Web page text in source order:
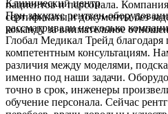
пациентов и персонала.
сертификаты и документы без
команду за внимательное
Клинический центр
При закупке рентген-
рассматривали несколько
Глобал Медикал Трейд
компетентным консультациям.
различия между моделями,
именно под наши задачи.
точно в срок, инженеры
обучение персонала. Сейчас